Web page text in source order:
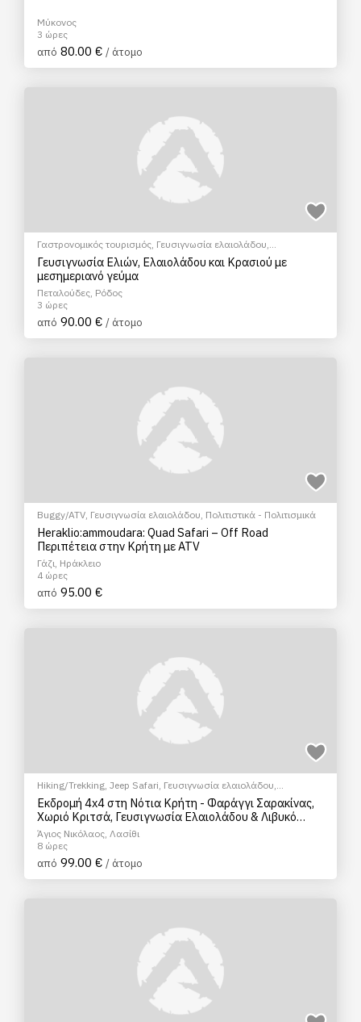
Μύκονος
3 ώρες
από 80.00 € / άτομο
Γαστρονομικός τουρισμός, Γευσιγνωσία ελαιολάδου,
Γευσιγνωσία κρασιού
Γευσιγνωσία Ελιών, Ελαιολάδου και Κρασιού με
μεσημεριανό γεύμα
Πεταλούδες, Ρόδος
3 ώρες
από 90.00 € / άτομο
Buggy/ATV, Γευσιγνωσία ελαιολάδου, Πολιτιστικά - Πολιτισμικά
Heraklio:ammoudara: Quad Safari – Off Road
Περιπέτεια στην Κρήτη με ATV
Γάζι, Ηράκλειο
4 ώρες
από 95.00 €
Hiking/Trekking, Jeep Safari, Γευσιγνωσία ελαιολάδου,
Ξεναγήσεις/Αξιοθέατα , Πολιτιστικά - Πολιτισμικά
Εκδρομή 4x4 στη Νότια Κρήτη - Φαράγγι Σαρακίνας,
Χωριό Κριτσά, Γευσιγνωσία Ελαιολάδου & Λιβυκό
Πέλαγος
Άγιος Νικόλαος, Λασίθι
8 ώρες
από 99.00 € / άτομο